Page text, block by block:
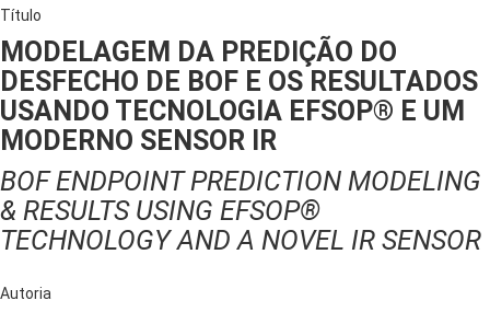
Título
MODELAGEM DA PREDIÇÃO DO
DESFECHO DE BOF E OS RESULTADOS
USANDO TECNOLOGIA EFSOP® E UM
MODERNO SENSOR IR
BOF ENDPOINT PREDICTION MODELING
& RESULTS USING EFSOP®
TECHNOLOGY AND A NOVEL IR SENSOR
Autoria